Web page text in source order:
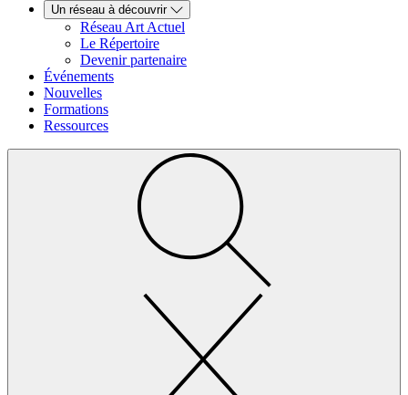
Un réseau à découvrir
Réseau Art Actuel
Le Répertoire
Devenir partenaire
Événements
Nouvelles
Formations
Ressources